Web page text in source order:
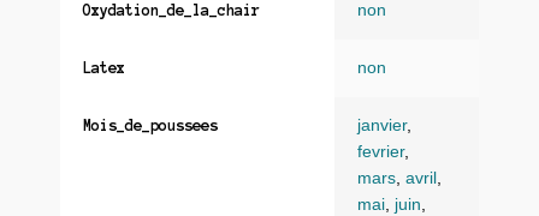
Oxydation_de_la_chair non
Latex non
Mois_de_poussees janvier,
fevrier,
mars, avril ,
mai, juin,